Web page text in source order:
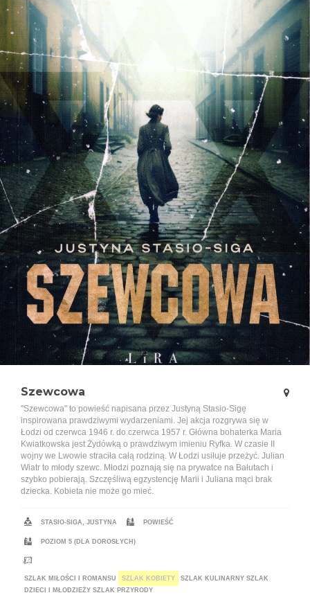
Szewcowa
"Szewcowa" to powieść napisana przez Justyną Stasio-Sigę
inspirowana prawdziwymi wydarzeniami. Jej akcja rozgrywa się w
Łodzi od czerwca 1946 r. do czerwca 1957 r. Główna bohaterka Maria
Kwiatkowska jest Żydówką o prawdziwym imieniu Ryfka. W czasie II
wojny we Lwowie straciła całą rodziną. W Łodzi usiłuje przeżyć. Julian
Wiatr to młody szewc. Młodzi poznają się na prywatce na Bałutach i
szybko pobierają. Szczęśliwą egzystencję Marii i Juliana mąci brak
dziecka. Kobieta nie może go mieć.
STASIO-SIGA, JUSTYNA POWIEŚĆ
POZIOM 5 (DLA DOROSŁYCH)
SZLAK MIŁOŚCI I ROMANSU SZLAK KOBIETY SZLAK KULINARNY SZLAK
DZIECI I MŁODZIEŻY SZLAK PRZYRODY